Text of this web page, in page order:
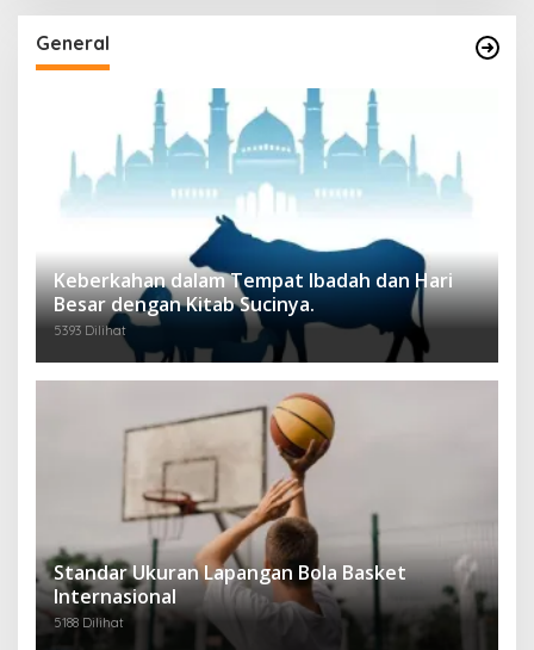
General
Keberkahan dalam Tempat Ibadah dan Hari
Besar dengan Kitab Sucinya.
5393 Dilihat
Standar Ukuran Lapangan Bola Basket
Internasional
5188 Dilihat